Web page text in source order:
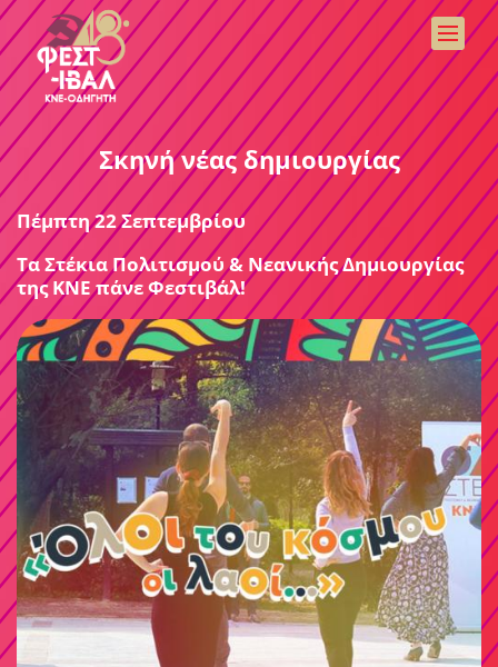
Σκηνή νέας δημιουργίας
Πέμπτη 22 Σεπτεμβρίου
Τα Στέκια Πολιτισμού & Νεανικής Δημιουργίας
της ΚΝΕ πάνε Φεστιβάλ!